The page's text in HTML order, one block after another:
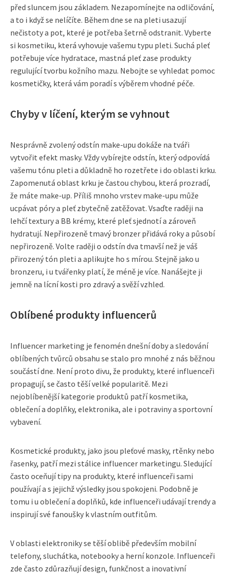
před sluncem jsou základem. Nezapomínejte na odličování,
a to i když se nelíčíte. Během dne se na pleti usazují
nečistoty a pot, které je potřeba šetrně odstranit. Vyberte
si kosmetiku, která vyhovuje vašemu typu pleti. Suchá pleť
potřebuje více hydratace, mastná pleť zase produkty
regulující tvorbu kožního mazu. Nebojte se vyhledat pomoc
kosmetičky, která vám poradí s výběrem vhodné péče.
Chyby v líčení, kterým se vyhnout
Nesprávně zvolený odstín make-upu dokáže na tváři
vytvořit efekt masky. Vždy vybírejte odstín, který odpovídá
vašemu tónu pleti a důkladně ho rozetřete i do oblasti krku.
Zapomenutá oblast krku je častou chybou, která prozradí,
že máte make-up. Příliš mnoho vrstev make-upu může
ucpávat póry a pleť zbytečně zatěžovat. Vsaďte raději na
lehčí textury a BB krémy, které pleť sjednotí a zároveň
hydratují. Nepřirozeně tmavý bronzer přidává roky a působí
nepřirozeně. Volte raději o odstín dva tmavší než je váš
přirozený tón pleti a aplikujte ho s mírou. Stejně jako u
bronzeru, i u tvářenky platí, že méně je více. Nanášejte ji
jemně na lícní kosti pro zdravý a svěží vzhled.
Oblíbené produkty influencerů
Influencer marketing je fenomén dnešní doby a sledování
oblíbených tvůrců obsahu se stalo pro mnohé z nás běžnou
součástí dne. Není proto divu, že produkty, které influenceři
propagují, se často těší velké popularitě. Mezi
nejoblíbenější kategorie produktů patří kosmetika,
oblečení a doplňky, elektronika, ale i potraviny a sportovní
vybavení.
Kosmetické produkty, jako jsou pleťové masky, rtěnky nebo
řasenky, patří mezi stálice influencer marketingu. Sledující
často oceňují tipy na produkty, které influenceři sami
používají a s jejichž výsledky jsou spokojeni. Podobně je
tomu i u oblečení a doplňků, kde influenceři udávají trendy a
inspirují své fanoušky k vlastním outfitům.
V oblasti elektroniky se těší oblibě především mobilní
telefony, sluchátka, notebooky a herní konzole. Influenceři
zde často zdůrazňují design, funkčnost a inovativní